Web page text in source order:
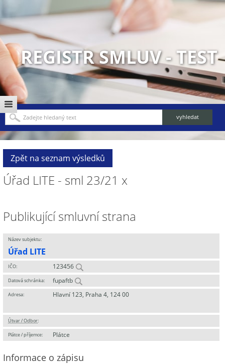
REGISTR SMLUV - TEST
Zpět na seznam výsledků
Úřad LITE - sml 23/21 x
Publikující smluvní strana
Název subjektu:
Úřad LITE
IČO: 123456
Datová schránka: fupaftb
Adresa: Hlavní 123, Praha 4, 124 00
Útvar / Odbor:
Plátce / příjemce: Plátce
Informace o zápisu